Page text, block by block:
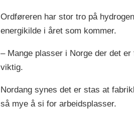
Ordføreren har stor tro på
energikilde i året som kommer.
– Mange plasser i Norge der det
viktig.
Nordang synes det er stas at
så mye å si for arbeidsplasser.